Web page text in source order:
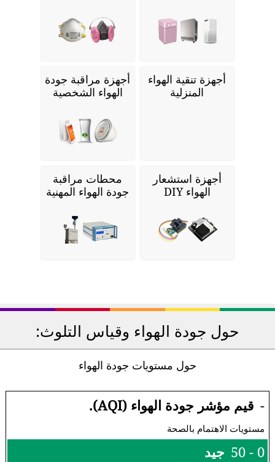
أجهزة تنقية الهواء
المنزلية
أجهزة مراقبة جودة
الهواء الشخصية
أجهزة استشعار
الهواء DIY
محطات مراقبة
جودة الهواء المهنية
حول جودة الهواء وقياس التلوث:
حول مستويات جودة الهواء
- قيم مؤشر جودة الهواء (AQI).
مستويات الاهتمام بالصحة
0 - 50 جيد